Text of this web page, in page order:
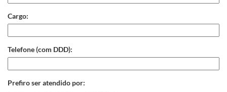
Cargo:
Telefone (com DDD):
Prefiro ser atendido por: